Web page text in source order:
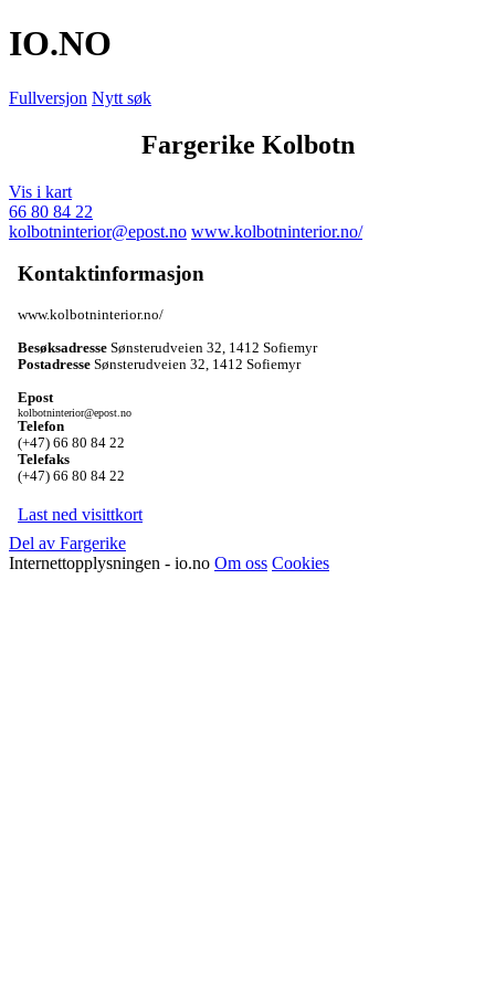
IO.NO
Fullversjon Nytt søk
Fargerike Kolbotn
Vis i kart
66 80 84 22
kolbotninterior@epost.no www.kolbotninterior.no/
Kontaktinformasjon
www.kolbotninterior.no/
Besøksadresse Sønsterudveien 32, 1412 Sofiemyr
Postadresse Sønsterudveien 32, 1412 Sofiemyr
Epost
kolbotninterior@epost.no
Telefon
(+47) 66 80 84 22
Telefaks
(+47) 66 80 84 22
Last ned visittkort
Del av Fargerike
Internettopplysningen - io.no Om oss Cookies